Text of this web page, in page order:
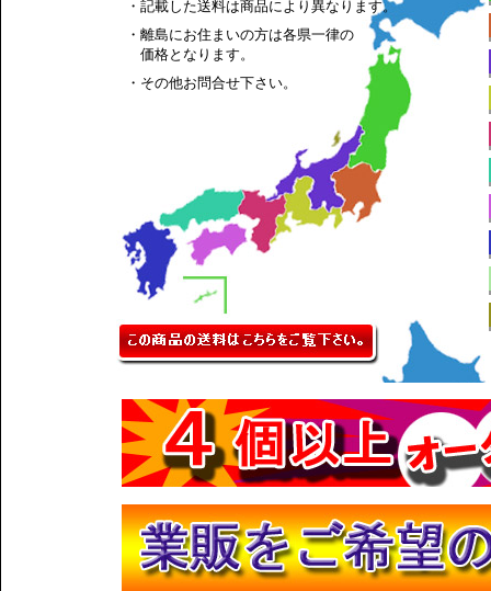
・記載した送料は商品により異なります。
・離島にお住まいの方は各県一律の
価格となります。
・その他お問合せ下さい。